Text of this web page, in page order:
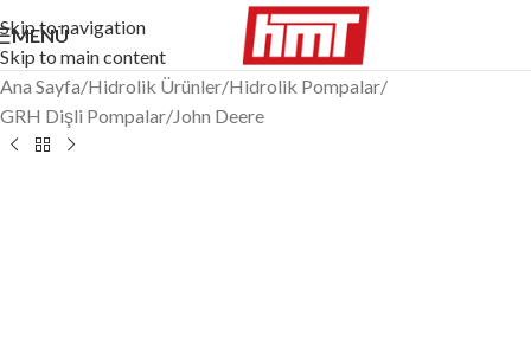
Skip to navigation
Skip to main content
MENÜ
Ana Sayfa/Hidrolik Ürünler/Hidrolik Pompalar/
GRH Dişli Pompalar/John Deere